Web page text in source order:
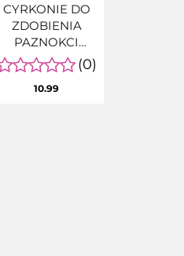
CYRKONIE DO
ZDOBIENIA
PAZNOKCI
CRYSTAL STONE
SS4AB
OPALIZUJĄCE
(0)
10.99